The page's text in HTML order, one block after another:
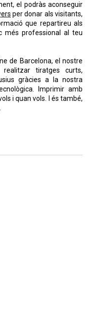
el podràs aconseguir
per donar als visitants,
que repartireu als
més professional al teu
de Barcelona, ​​el nostre
tiratges curts,
gràcies a la nostra
Imprimir amb
i quan vols. I és també,